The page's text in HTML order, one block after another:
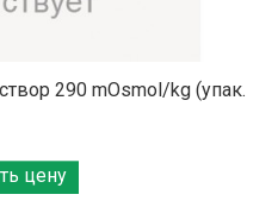
290 mOsmol/kg (упак.
цену